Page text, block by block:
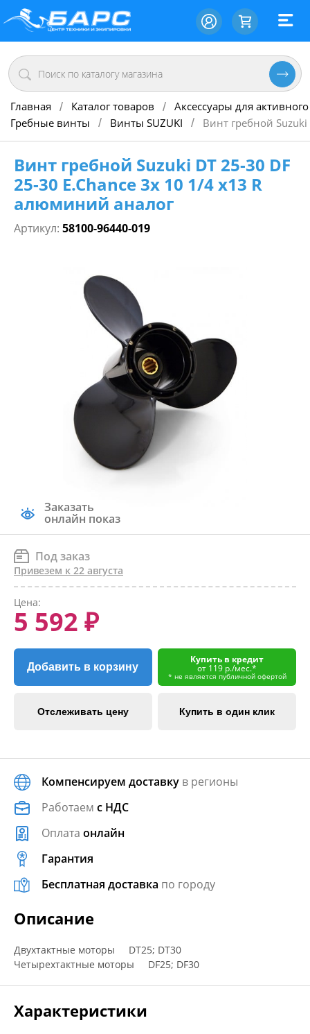
Главная / Каталог товаров / Аксессуары для
Гребные винты
/ Винты SUZUKI / Винт гребной
Винт гребной Suzuki DT 25-30 DF
25-30 E.Chance 3х 10 1/4 х13 R
алюминий аналог
Артикул: 58100-96440-019
Заказать
онлайн показ
Под заказ
Привезем к 22 августа
Цена:
5 592 ₽
Добавить в корзину
Купить в кредит
от 119 р./мес.*
* не является публичной офертой
Отслеживать цену Купить в один клик
Компенсируем доставку в регионы
Работаем с НДС
Оплата онлайн
Гарантия
Бесплатная доставка по городу
Описание
Двухтактные моторы DT25; DT30
Четырехтактные моторы DF25; DF30
Характеристики